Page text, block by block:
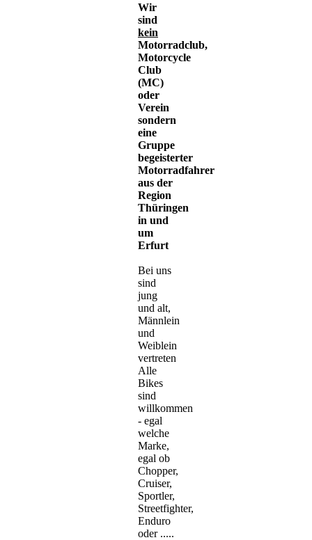
Wir
sind
kein
Motorradclub,
Motorcycle
Club
(MC)
oder
Verein
sondern
eine
Gruppe
begeisterter
Motorradfahrer
aus der
Region
Thüringen
in und
um
Erfurt
Bei uns
sind
jung
und alt,
Männlein
und
Weiblein
vertreten
Alle
Bikes
sind
willkommen
- egal
welche
Marke,
egal ob
Chopper,
Cruiser,
Sportler,
Streetfighter,
Enduro
oder .....